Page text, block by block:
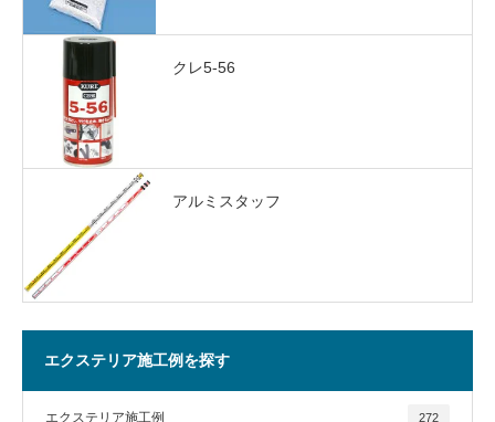
クレ5-56
アルミスタッフ
エクステリア施工例を探す
エクステリア施工例 272